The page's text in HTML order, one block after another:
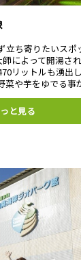
立ち寄りたいスポ
によって開湯さ
リットルも湧出
菜や芋をゆでる
と見る